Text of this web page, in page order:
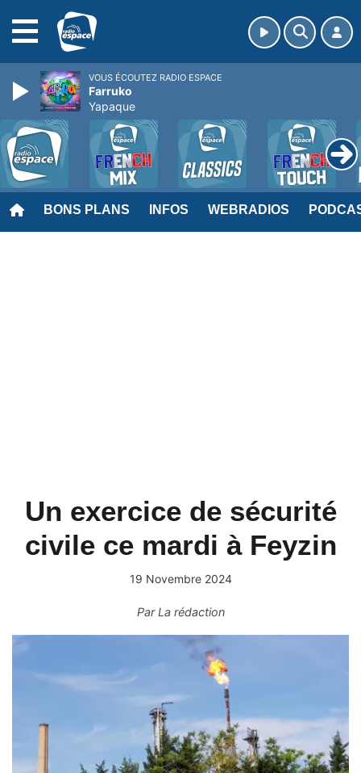
BONS PLANS INFOS WEBRADIOS
Un exercice de sécurité
civile ce mardi à Feyzin
19 Novembre 2024
ParLa rédaction
VOUS ÉCOUTEZ RADIO ESPACE
Farruko
Yapaque